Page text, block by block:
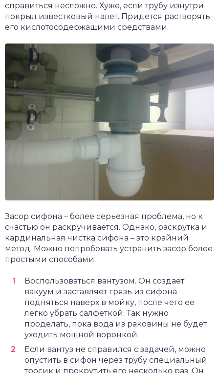
справиться несложно. Хуже, если трубу изнутри
покрыл известковый налет. Придется растворять
его кислотосодержащими средствами.
Засор сифона – более серьезная проблема, но к
счастью он раскручивается. Однако, раскрутка и
кардинальная чистка сифона – это крайний
метод. Можно попробовать устранить засор более
простыми способами.
Воспользоваться вантузом. Он создает
вакуум и заставляет грязь из сифона
подняться наверх в мойку, после чего ее
легко убрать салфеткой. Так нужно
проделать, пока вода из раковины не будет
уходить мощной воронкой.
Если вантуз не справился с задачей, можно
опустить в сифон через трубу специальный
тросик и прокрутить его несколько раз. Он